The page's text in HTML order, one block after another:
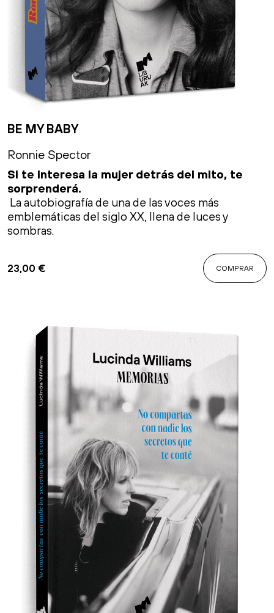
BE MY BABY
Ronnie Spector
Si te interesa la mujer detrás del mito, te
sorprenderá.
La autobiografía de una de las voces más
emblemáticas del siglo XX, llena de luces y
sombras.
23,00 € COMPRAR